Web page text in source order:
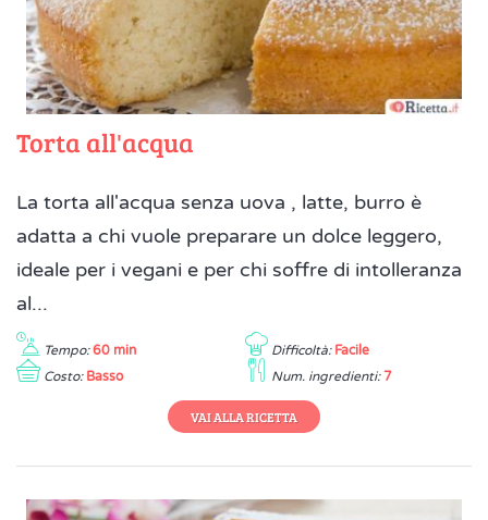
Torta all'acqua
La torta all'acqua senza uova , latte, burro è
adatta a chi vuole preparare un dolce leggero,
ideale per i vegani e per chi soffre di intolleranza
al...
Tempo: 60 min Difficoltà: Facile
Costo: Basso Num. ingredienti: 7
VAI ALLA RICETTA